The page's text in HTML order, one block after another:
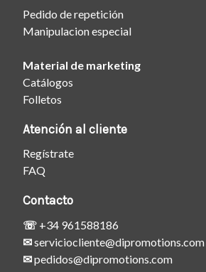
Pedido de repetición
Manipulacion especial
Material de marketing
Catálogos
Folletos
Atención al cliente
Regístrate
FAQ
Contacto
☏ +34 961588186
✉serviciocliente@dipromotions.com
✉pedidos@dipromotions.com